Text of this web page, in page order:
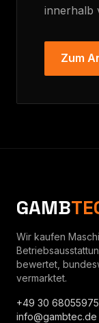
innerhalb
Zum
GAMB
Wir kaufen
bewertet,
vermarktet.
+49 30 68055975
info@gambtec.de